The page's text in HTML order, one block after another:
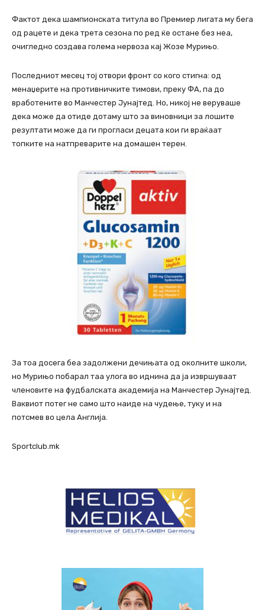
Фактот дека шампионската титула во Премиер лигата му бега
од рацете и дека трета сезона по ред ќе остане без неа,
очигледно создава голема нервоза кај Жозе Мурињо.
Последниот месец тој отвори фронт со кого стигна: од
менаџерите на противничките тимови, преку ФА, па до
вработените во Манчестер Јунајтед. Но, никој не веруваше
дека може да отиде дотаму што за виновници за лошите
резултати може да ги прогласи децата кои ги враќаат
топките на натпреварите на домашен терен.
За тоа досега беа задолжени дечињата од околните школи,
но Мурињо побарал таа улога во иднина да ја извршуваат
членовите на фудбалската академија на Манчестер Јунајтед.
Ваквиот потег не само што наиде на чудење, туку и на
потсмев во цела Англија.
Sportclub.mk